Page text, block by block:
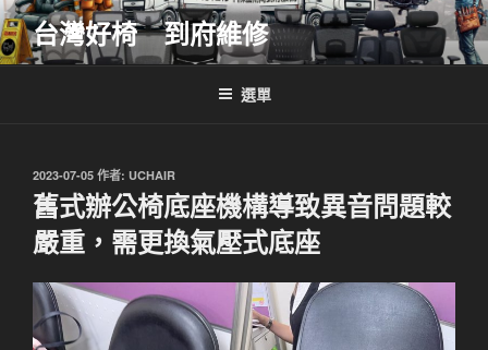
跳
至
主
台灣好椅 到府維修
選單
發
佈
於
2023-07-05 作者: UCHAIR
舊式辦公椅底座機構導致異音問題較
嚴重，需更換氣壓式底座